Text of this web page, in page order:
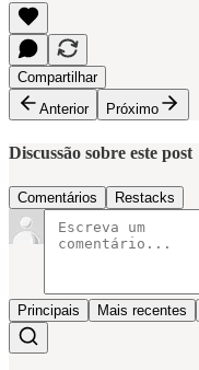
Compartilhar
Anterior
Próximo
Discussão sobre este post
Comentários Restacks
Principais Mais recentes